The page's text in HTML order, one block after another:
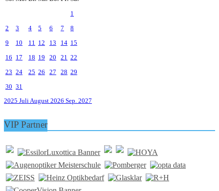
1
2
3 4 5 6 7
8
9
10 11 12 13 14 15
16 17 18 19 20 21 22
23 24 25 26 27 28 29
30 31
2025 Juli August 2026 Sep. 2027
VIP Partner